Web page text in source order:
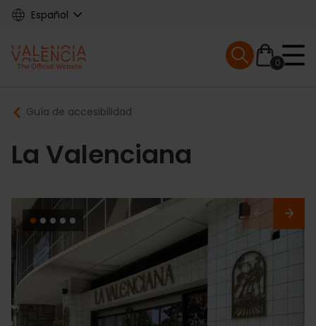
Skip
content
Español
Main
navigation
0
Mobile menu
Breadcrumb
Guía de accesibilidad
La Valenciana